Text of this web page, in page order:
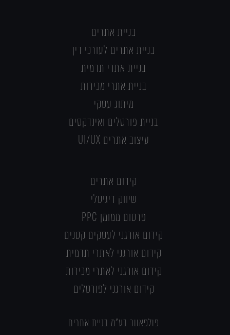
בניית אתרים
בניית אתרים לעורכי דין
בניית אתרי תדמית
בניית אתרי מכירות
מיתוג עסקי
בניית פורטלים ואינדקסים
עיצוב אתרים UI/UX
קידום אתרים
שיווק דיגיטלי
פרסום ממומן PPC
קידום אורגני לעסקים קטנים
קידום אורגני לאתרי תדמית
קידום אורגני לאתרי מכירות
קידום אורגני לפורטלים
פולפאוור בע"מ בניית אתרים